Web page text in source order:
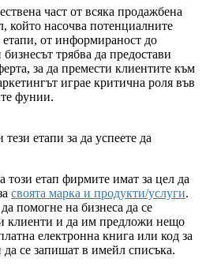
част от всяка продажбена
който насочва потенциалните
от информираност до
трябва да предостави
за да премести клиентите към
играе критична роля във
фунии.
етапи за да успеете да
този етап фирмите имат за цел да
своята марка и продукти/услуги.
помогне на бизнеса да се
клиенти и да им предложи нещо
електронна книга или код за
да се запишат в имейл списъка.